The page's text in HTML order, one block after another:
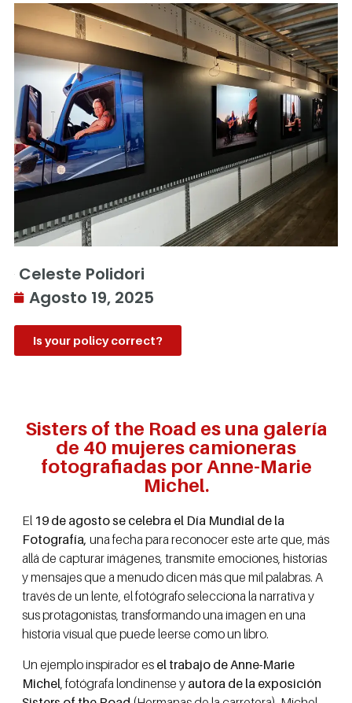
Celeste Polidori
Agosto 19, 2025
Is your policy correct?
Sisters of the Road es una galería
de 40 mujeres camioneras
fotografiadas por Anne-Marie
Michel.
El 19 de agosto se celebra el Día Mundial de la
Fotografía, una fecha para reconocer este arte que, más
allá de capturar imágenes, transmite emociones, historias
y mensajes que a menudo dicen más que mil palabras. A
través de un lente, el fotógrafo selecciona la narrativa y
sus protagonistas, transformando una imagen en una
historia visual que puede leerse como un libro.
Un ejemplo inspirador es el trabajo de Anne-Marie
Michel , fotógrafa londinense y autora de la exposición